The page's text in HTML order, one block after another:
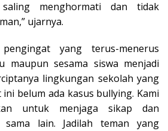
menghormati dan tidak
ujarnya.
yang terus-menerus
maupun sesama siswa menjadi
lingkungan sekolah yang
ini belum ada kasus bullying. Kami
untuk menjaga sikap dan
sama lain. Jadilah teman yang